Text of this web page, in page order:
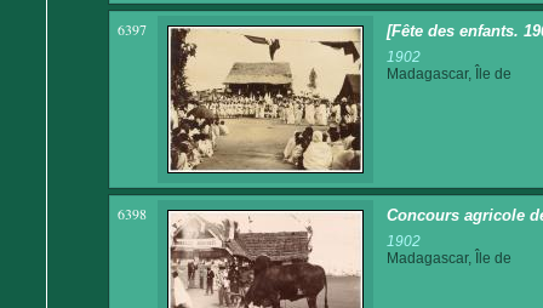
6397 [Fête des enfants.
1902
Madagascar, Île de
6398 Concours agricole
1902
Madagascar, Île de